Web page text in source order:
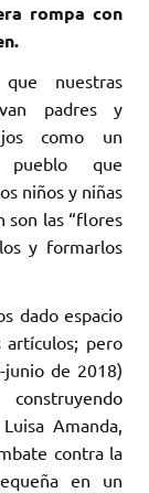
rompa con
nuestras
padres y
como un
que
niños y niñas
son las “flores
y formarlos
dado espacio
pero
de 2018)
Amanda,
contra la
en un